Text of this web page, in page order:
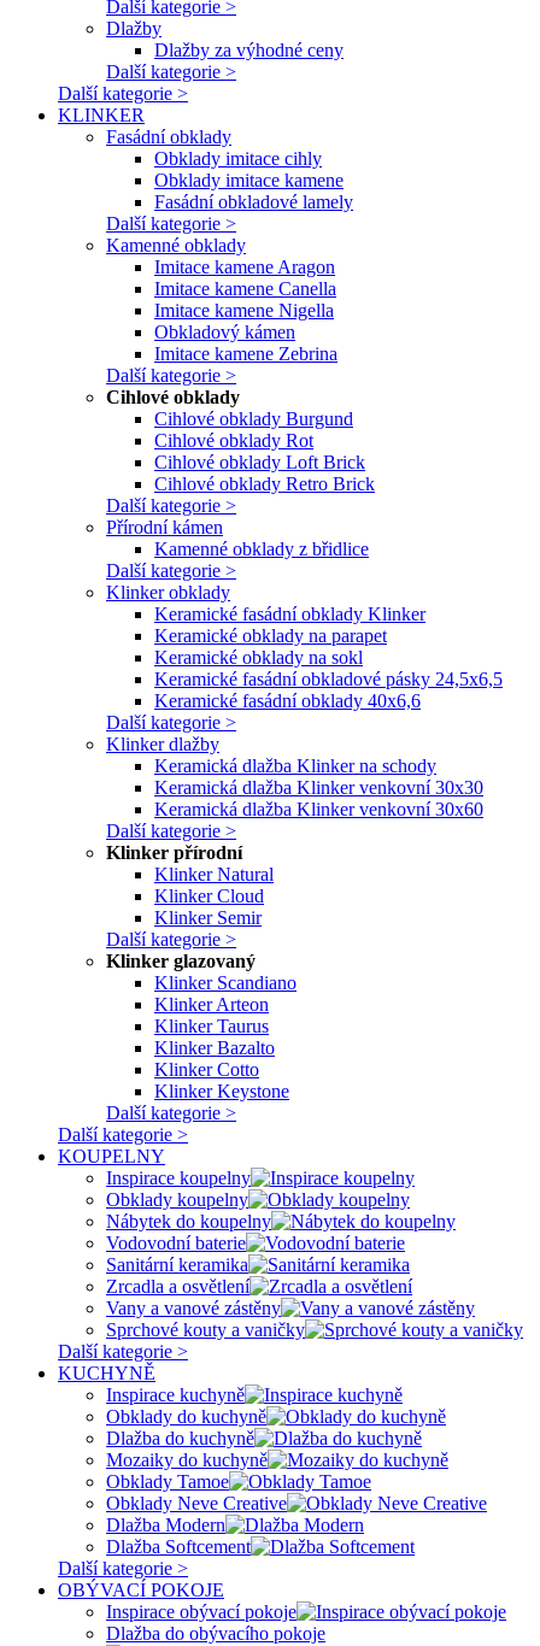
Další kategorie >
Dlažby
Dlažby za výhodné ceny
Další kategorie >
Další kategorie >
KLINKER
Fasádní obklady
Obklady imitace cihly
Obklady imitace kamene
Fasádní obkladové lamely
Další kategorie >
Kamenné obklady
Imitace kamene Aragon
Imitace kamene Canella
Imitace kamene Nigella
Obkladový kámen
Imitace kamene Zebrina
Další kategorie >
Cihlové obklady
Cihlové obklady Burgund
Cihlové obklady Rot
Cihlové obklady Loft Brick
Cihlové obklady Retro Brick
Další kategorie >
Přírodní kámen
Kamenné obklady z břidlice
Další kategorie >
Klinker obklady
Keramické fasádní obklady Klinker
Keramické obklady na parapet
Keramické obklady na sokl
Keramické fasádní obkladové pásky 24,5x6,5
Keramické fasádní obklady 40x6,6
Další kategorie >
Klinker dlažby
Keramická dlažba Klinker na schody
Keramická dlažba Klinker venkovní 30x30
Keramická dlažba Klinker venkovní 30x60
Další kategorie >
Klinker přírodní
Klinker Natural
Klinker Cloud
Klinker Semir
Další kategorie >
Klinker glazovaný
Klinker Scandiano
Klinker Arteon
Klinker Taurus
Klinker Bazalto
Klinker Cotto
Klinker Keystone
Další kategorie >
Další kategorie >
KOUPELNY
Inspirace koupelny
Obklady koupelny
Nábytek do koupelny
Vodovodní baterie
Sanitární keramika
Zrcadla a osvětlení
Vany a vanové zástěny
Sprchové kouty a vaničky
Další kategorie >
KUCHYNĚ
Inspirace kuchyně
Obklady do kuchyně
Dlažba do kuchyně
Mozaiky do kuchyně
Obklady Tamoe
Obklady Neve Creative
Dlažba Modern
Dlažba Softcement
Další kategorie >
OBÝVACÍ POKOJE
Inspirace obývací pokoje
Dlažba do obývacího pokoje